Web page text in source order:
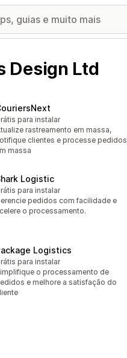
Design Ltd
para instalar
rastreamento em massa,
clientes e processe pedidos
massa
Logistic
para instalar
pedidos com facilidade e
o processamento.
Logistics
para instalar
o processamento de
e melhore a satisfação do